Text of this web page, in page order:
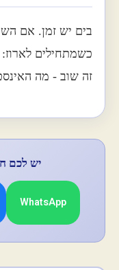
בים יש זמן. אם
כשמתחילים
זה שוב - מה
יש לכם
WhatsApp